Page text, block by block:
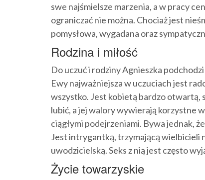
swe najśmielsze marzenia, a w pracy
ograniczać nie można. Chociaż jest
pomysłowa, wygadana oraz
Rodzina i miłość
Do uczuć i rodziny Agnieszka
Ewy najważniejsza w uczuciach jest
wszystko. Jest kobietą bardzo otwartą,
lubić, a jej walory wywierają korzystne
ciągłymi podejrzeniami. Bywa jednak,
Jest intrygantką, trzymającą wielbicieli
uwodzicielską. Seks z nią jest często
Życie towarzyskie